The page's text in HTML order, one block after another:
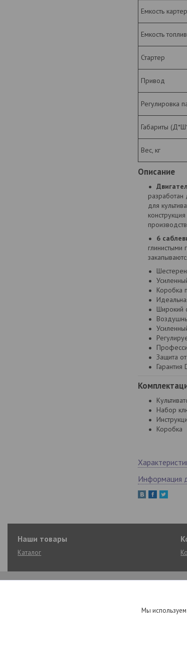
Емкость
Емкость
Стартер
Привод
Регулировка
Габариты
Вес, кг
Описание
разработан
для
6
Коробка
Широкий
Защита
Гарантия
Набор
Коробка
Информация
Наши товары
Каталог
Мы